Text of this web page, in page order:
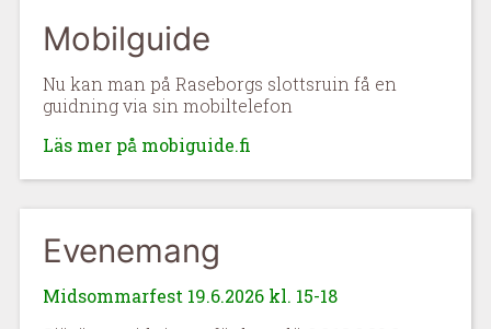
Mobilguide
Nu kan man på Raseborgs slottsruin få en
guidning via sin mobiltelefon
Läs mer på mobiguide.fi
Evenemang
Midsommarfest 19.6.2026 kl. 15-18